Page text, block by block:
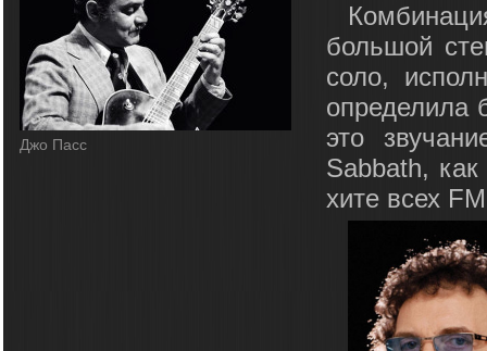
Джо Пасс
большой
соло,
определила
это
Sabbath,
хите всех